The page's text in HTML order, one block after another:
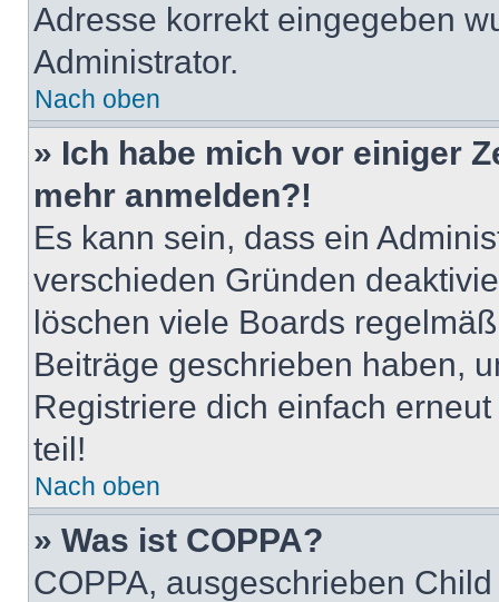
Adresse korrekt eingegeben
Administrator.
Nach oben
» Ich habe mich vor einiger
mehr anmelden?!
Es kann sein, dass ein
verschieden Gründen
löschen viele Boards
Beiträge geschrieben haben,
Registriere dich einfach
teil!
Nach oben
» Was ist COPPA?
COPPA, ausgeschrieben